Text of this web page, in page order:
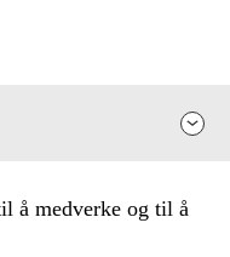
å medverke og til å